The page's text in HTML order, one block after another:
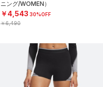
ニング/WOMEN）
￥4,543 30%OFF
￥6,490